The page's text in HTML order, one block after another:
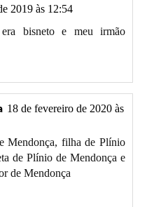
2019 às 12:54
bisneto e meu irmão
18 de fevereiro de 2020 às
Mendonça, filha de Plínio
de Plínio de Mendonça e
de Mendonça